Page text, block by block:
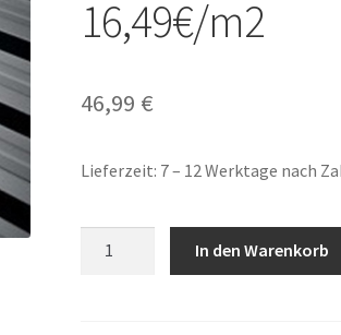
16,49€/m2
46,99 €
Lieferzeit: 7 – 12 Werktage nach
In den Warenkorb